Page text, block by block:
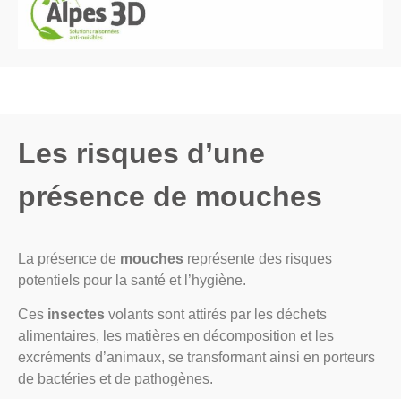
Les risques d’une
présence de mouches
La présence de mouches représente des risques
potentiels pour la santé et l’hygiène.
Ces insectes volants sont attirés par les déchets
alimentaires, les matières en décomposition et les
excréments d’animaux, se transformant ainsi en porteurs
de bactéries et de pathogènes.